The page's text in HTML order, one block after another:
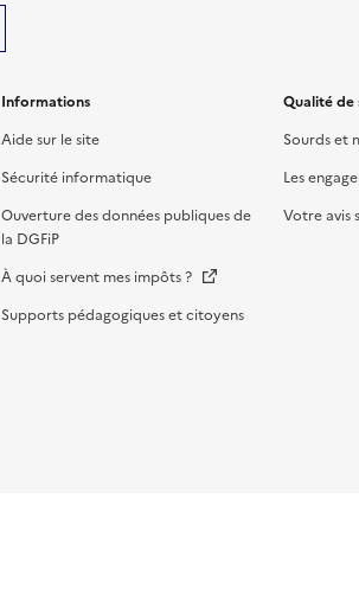
Informations
Aide sur le site
Sécurité informatique
Ouverture des données publiques de
la DGFiP
À quoi servent mes impôts ?
Supports pédagogiques et citoyens
Qualité de
Sourds et
Les
Votre avis